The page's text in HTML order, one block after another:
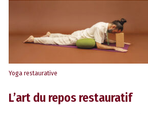
Yoga restaurative
L’art du repos restauratif